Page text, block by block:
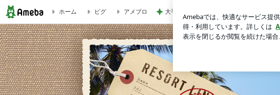
築古再生大家～さっしぃブログ～
ホーム ピグ アメブロ 大手ハウスメーカー施工の高品質な家